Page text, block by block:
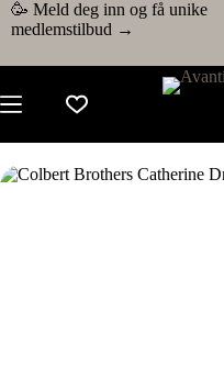
🥳 Meld deg inn og få unike
medlemstilbud →